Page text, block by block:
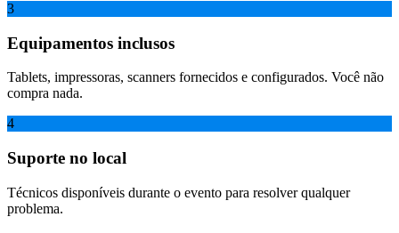
3
Equipamentos inclusos
Tablets, impressoras, scanners fornecidos e configurados. Você não
compra nada.
4
Suporte no local
Técnicos disponíveis durante o evento para resolver qualquer
problema.